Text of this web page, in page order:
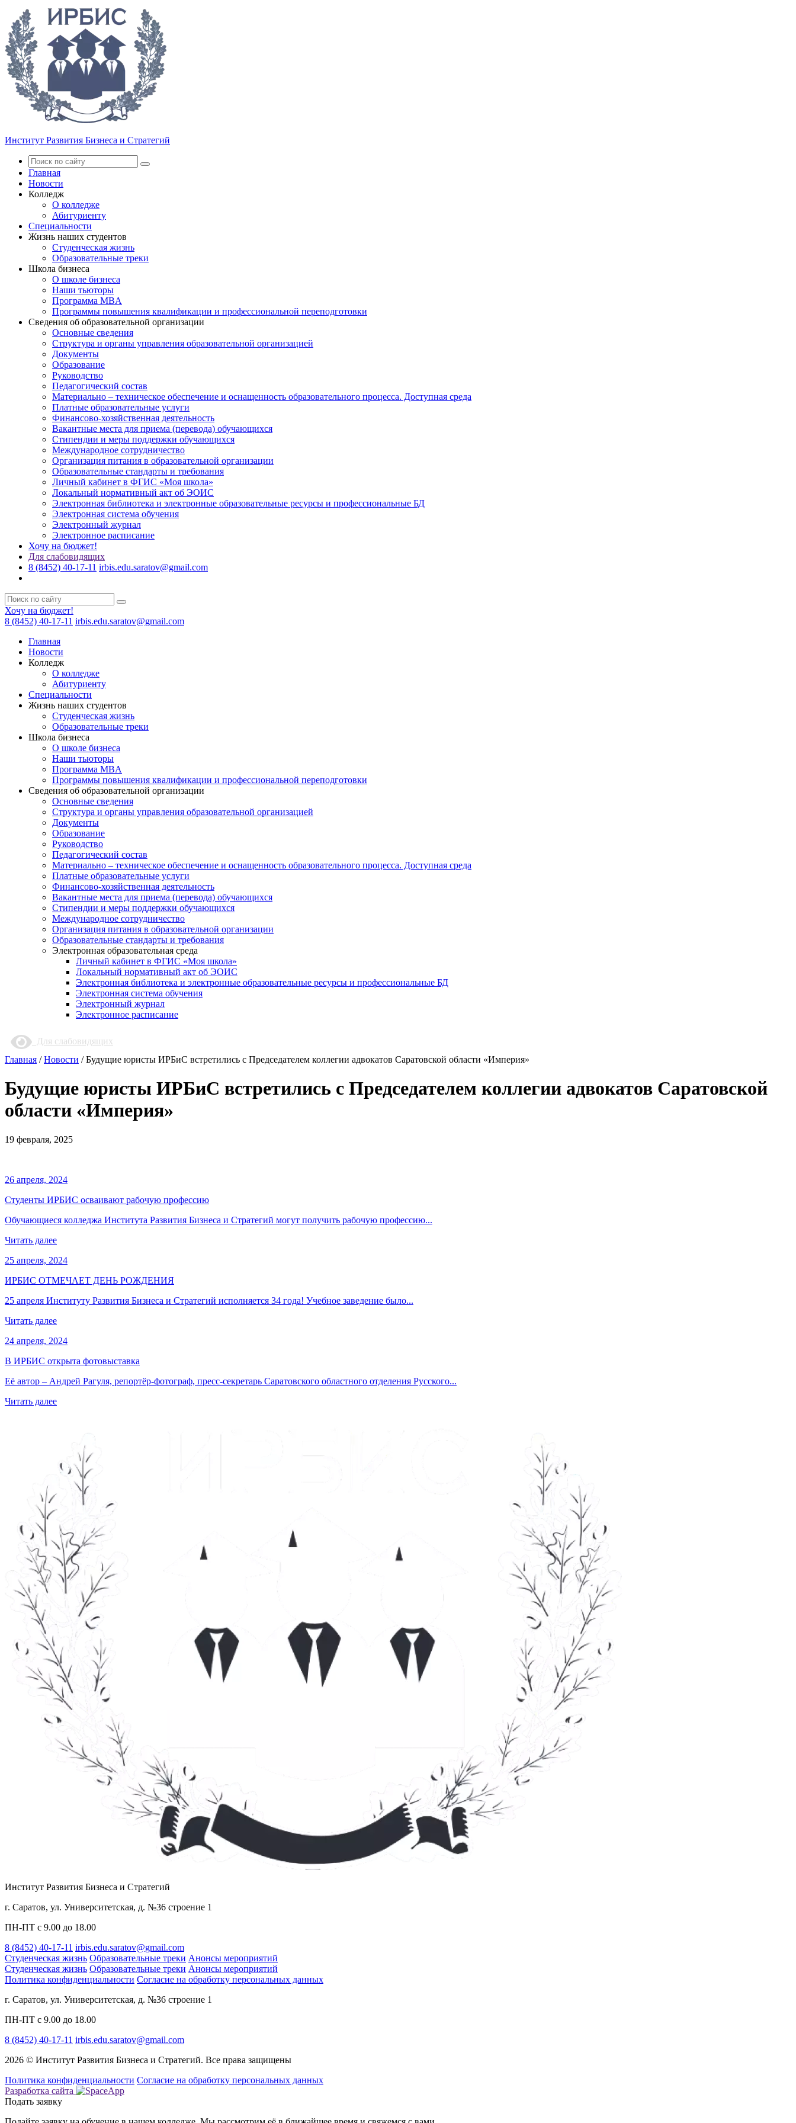
Институт Развития Бизнеса и Стратегий
Главная
Новости
Колледж
О колледже
Абитуриенту
Специальности
Жизнь наших студентов
Студенческая жизнь
Образовательные треки
Школа бизнеса
О школе бизнеса
Наши тьюторы
Программа MBA
Программы повышения квалификации и профессиональной переподготовки
Сведения об образовательной организации
Основные сведения
Структура и органы управления образовательной организацией
Документы
Образование
Руководство
Педагогический состав
Материально – техническое обеспечение и оснащенность образовательного процесса. Доступная среда
Платные образовательные услуги
Финансово-хозяйственная деятельность
Вакантные места для приема (перевода) обучающихся
Стипендии и меры поддержки обучающихся
Международное сотрудничество
Организация питания в образовательной организации
Образовательные стандарты и требования
Личный кабинет в ФГИС «Моя школа»
Локальный нормативный акт об ЭОИС
Электронная библиотека и электронные образовательные ресурсы и профессиональные БД
Электронная система обучения
Электронный журнал
Электронное расписание
Хочу на бюджет!
Для слабовидящих
8 (8452) 40-17-11 irbis.edu.saratov@gmail.com
Хочу на бюджет!
8 (8452) 40-17-11 irbis.edu.saratov@gmail.com
Главная
Новости
Колледж
О колледже
Абитуриенту
Специальности
Жизнь наших студентов
Студенческая жизнь
Образовательные треки
Школа бизнеса
О школе бизнеса
Наши тьюторы
Программа MBA
Программы повышения квалификации и профессиональной переподготовки
Сведения об образовательной организации
Основные сведения
Структура и органы управления образовательной организацией
Документы
Образование
Руководство
Педагогический состав
Материально – техническое обеспечение и оснащенность образовательного процесса. Доступная среда
Платные образовательные услуги
Финансово-хозяйственная деятельность
Вакантные места для приема (перевода) обучающихся
Стипендии и меры поддержки обучающихся
Международное сотрудничество
Организация питания в образовательной организации
Образовательные стандарты и требования
Электронная образовательная среда
Личный кабинет в ФГИС «Моя школа»
Локальный нормативный акт об ЭОИС
Электронная библиотека и электронные образовательные ресурсы и профессиональные БД
Электронная система обучения
Электронный журнал
Электронное расписание
Для слабовидящих
Главная /Новости /Будущие юристы ИРБиС встретились с Председателем коллегии адвокатов Саратовской области «Империя»
Будущие юристы ИРБиС встретились с Председателем коллегии адвокатов Саратовской
области «Империя»
19 февраля, 2025
26 апреля, 2024
Студенты ИРБИС осваивают рабочую профессию
Обучающиеся колледжа Института Развития Бизнеса и Стратегий могут получить рабочую профессию...
Читать далее
25 апреля, 2024
ИРБИС ОТМЕЧАЕТ ДЕНЬ РОЖДЕНИЯ
25 апреля Институту Развития Бизнеса и Стратегий исполняется 34 года! Учебное заведение было...
Читать далее
24 апреля, 2024
В ИРБИС открыта фотовыставка
Её автор – Андрей Рагуля, репортёр-фотограф, пресс-секретарь Саратовского областного отделения Русского...
Читать далее
Институт Развития Бизнеса и Стратегий
г. Саратов, ул. Университетская, д. №36 строение 1
ПН-ПТ с 9.00 до 18.00
8 (8452) 40-17-11 irbis.edu.saratov@gmail.com
Студенческая жизнь Образовательные треки Анонсы мероприятий
Студенческая жизнь Образовательные треки Анонсы мероприятий
Политика конфиденциальности Cогласие на обработку персональных данных
г. Саратов, ул. Университетская, д. №36 строение 1
ПН-ПТ с 9.00 до 18.00
8 (8452) 40-17-11 irbis.edu.saratov@gmail.com
2026 © Институт Развития Бизнеса и Стратегий. Все права защищены
Политика конфиденциальности Cогласие на обработку персональных данных
Разработка сайта
Подать заявку